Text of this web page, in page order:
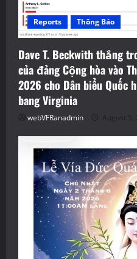
Reports Thông Báo
Dave T. Beckwith thắng
của đảng Cộng hòa vào
2026 cho Dân biểu Quốc
bang Virginia
webVFRanadmin August 5,